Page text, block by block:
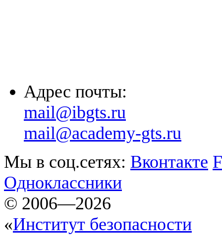
Адрес почты:
mail@ibgts.ru
mail@academy-gts.ru
Мы в соц.сетях: Вконтакте
Одноклассники
© 2006—2026
«Институт безопасности